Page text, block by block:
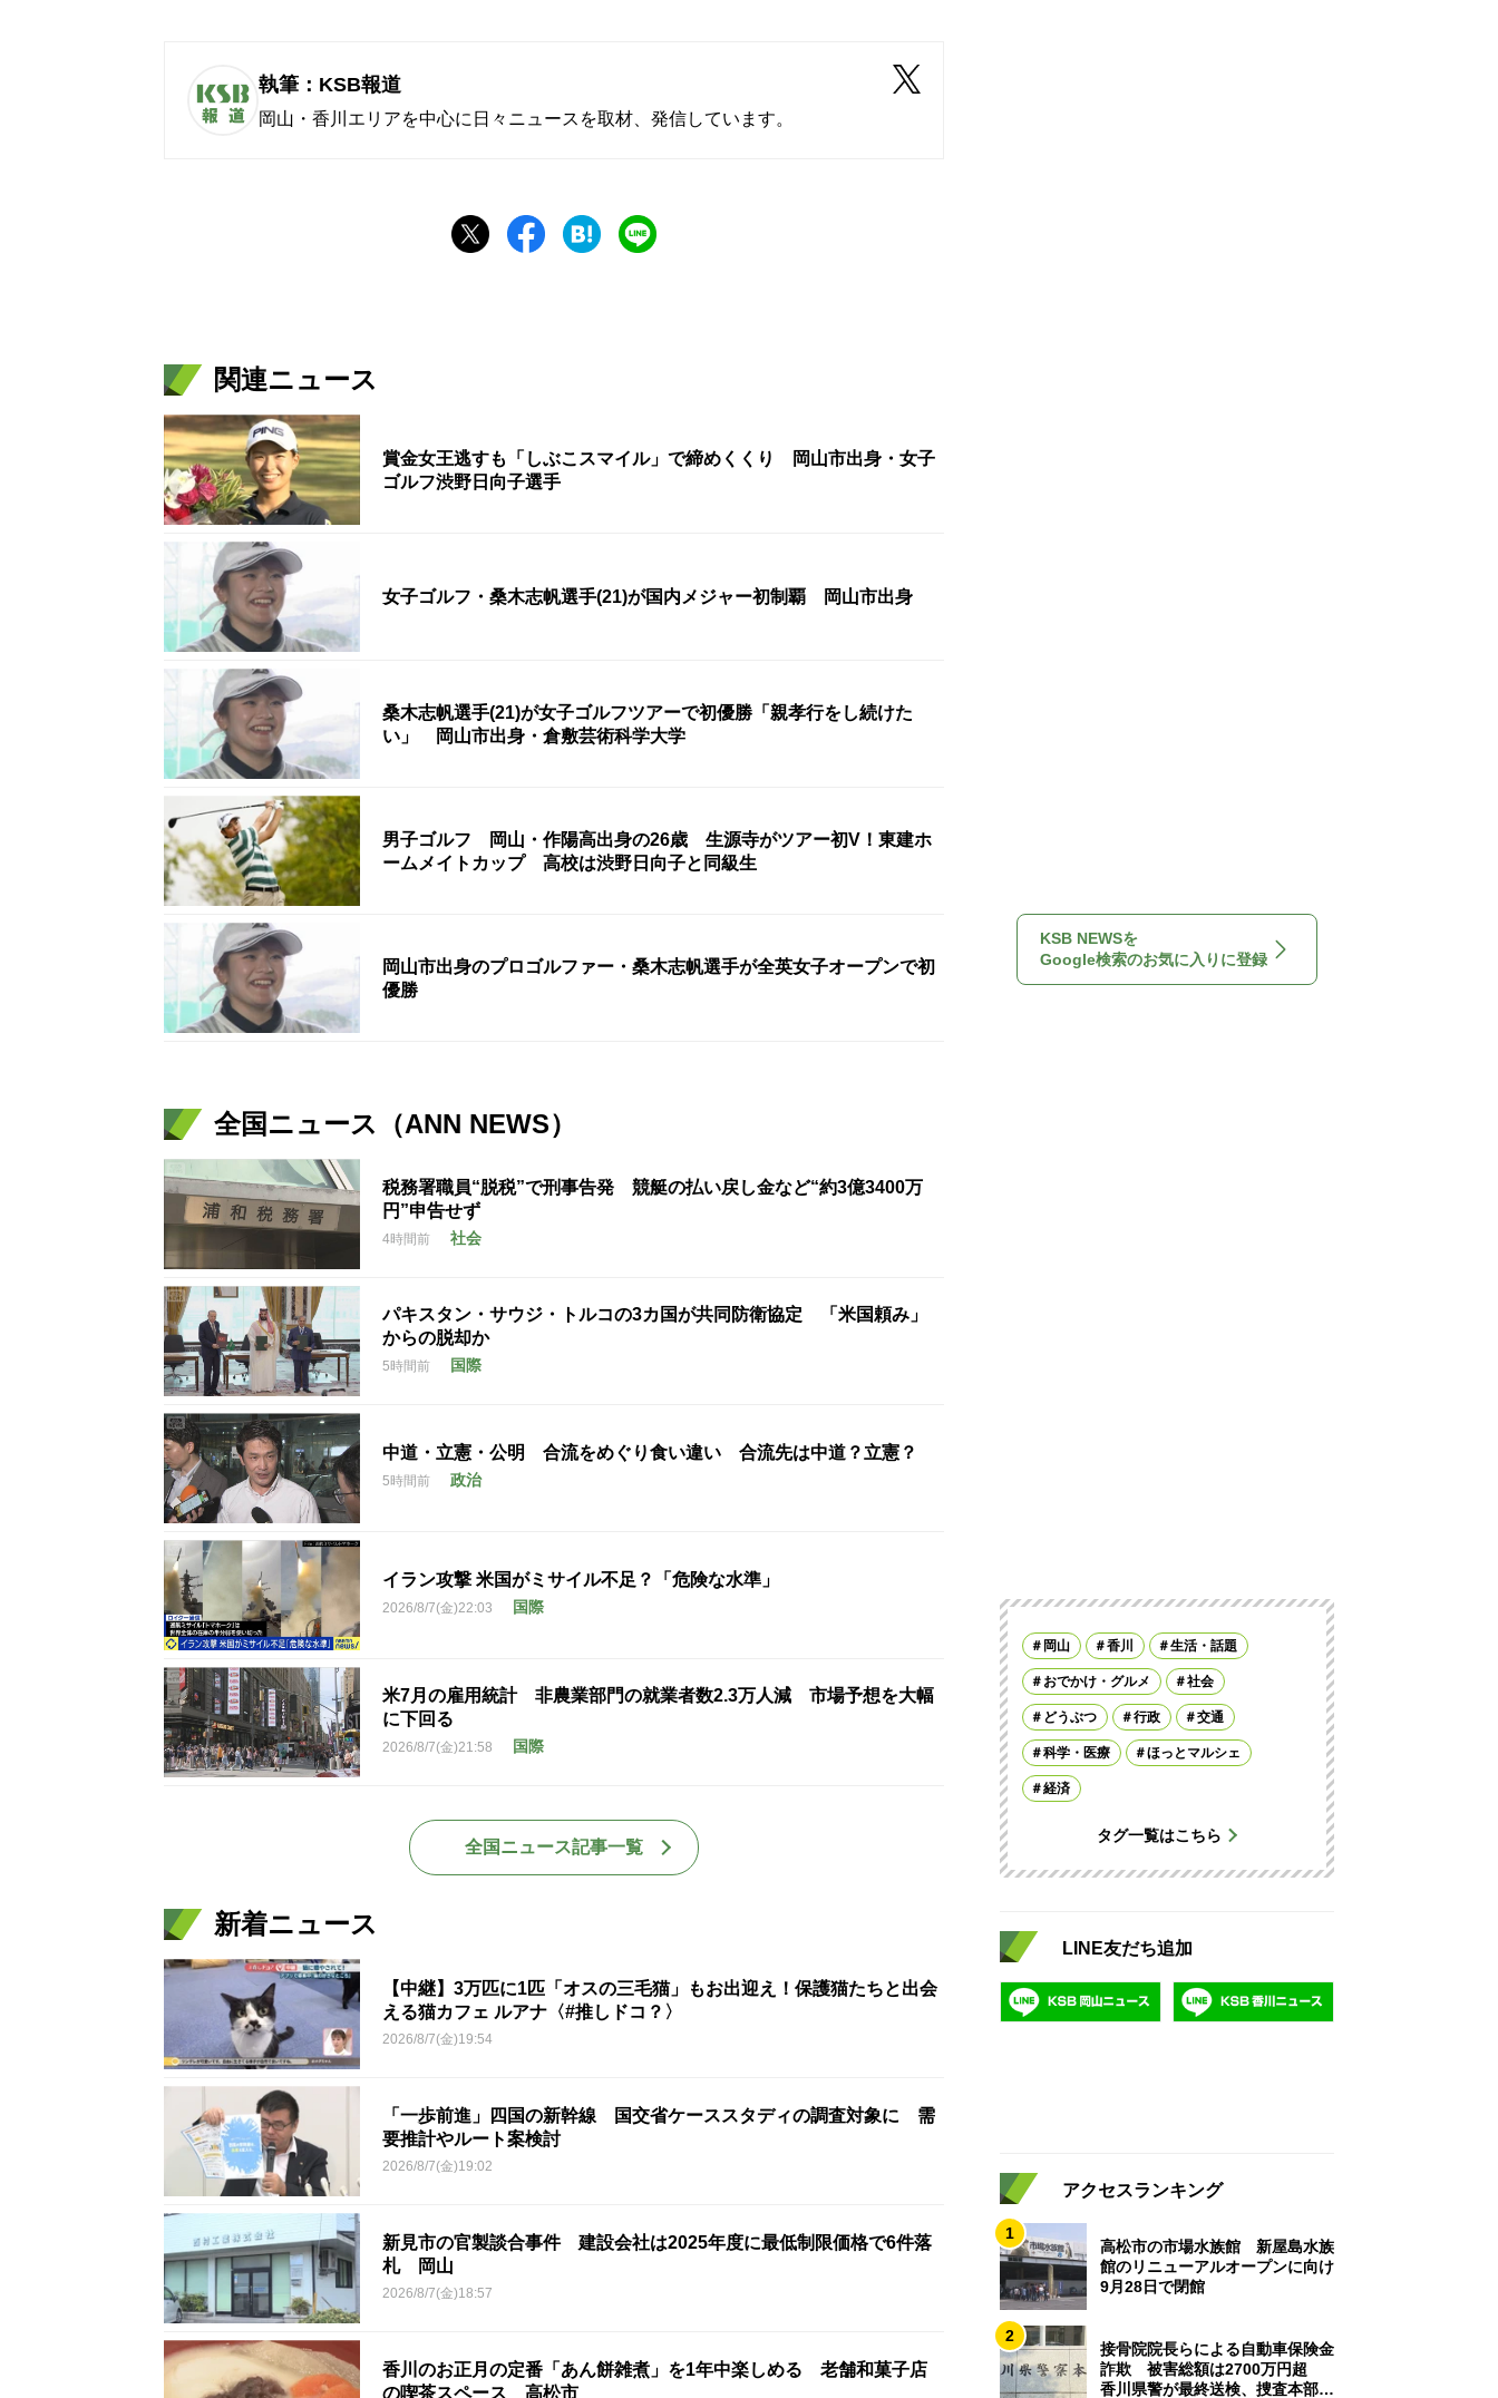
執筆：KSB報道
岡山・香川エリアを中心に日々ニュースを取材、発信しています。
関連ニュース
賞金女王逃すも「しぶこスマイル」で締めくくり 岡山市出身・女子
ゴルフ渋野日向子選手
女子ゴルフ・桑木志帆選手(21)が国内メジャー初制覇 岡山市出身
桑木志帆選手(21)が女子ゴルフツアーで初優勝「親孝行をし続けた
い」 岡山市出身・倉敷芸術科学大学
男子ゴルフ 岡山・作陽高出身の26歳 生源寺がツアー初V！東建ホ
ームメイトカップ 高校は渋野日向子と同級生
岡山市出身のプロゴルファー・桑木志帆選手が全英女子オープンで初
優勝
全国ニュース（ANN NEWS）
税務署職員“脱税”で刑事告発 競艇の払い戻し金など“約3億3400万
円”申告せず
4時間前 社会
パキスタン・サウジ・トルコの3カ国が共同防衛協定 「米国頼み」
からの脱却か
5時間前 国際
中道・立憲・公明 合流をめぐり食い違い 合流先は中道？立憲？
5時間前 政治
イラン攻撃 米国がミサイル不足？「危険な水準」
2026/8/7(金)22:03 国際
米7月の雇用統計 非農業部門の就業者数2.3万人減 市場予想を大幅
に下回る
2026/8/7(金)21:58 国際
全国ニュース記事一覧
新着ニュース
【中継】3万匹に1匹「オスの三毛猫」もお出迎え！保護猫たちと出会
える猫カフェ ルアナ〈#推しドコ？〉
2026/8/7(金)19:54
「一歩前進」四国の新幹線 国交省ケーススタディの調査対象に 需
要推計やルート案検討
2026/8/7(金)19:02
新見市の官製談合事件 建設会社は2025年度に最低制限価格で6件落
札 岡山
2026/8/7(金)18:57
香川のお正月の定番「あん餅雑煮」を1年中楽しめる 老舗和菓子店
の喫茶スペース 高松市
KSB NEWSを
Google検索のお気に入りに登録
岡山 香川 生活・話題
おでかけ・グルメ 社会
どうぶつ 行政 交通
科学・医療 ほっとマルシェ
経済
タグ一覧はこちら
LINE友だち追加
アクセスランキング
1
高松市の市場水族館 新屋島水族
館のリニューアルオープンに向け
9月28日で閉館
2
接骨院院長らによる自動車保険金
詐欺 被害総額は2700万円超
香川県警が最終送検、捜査本部解